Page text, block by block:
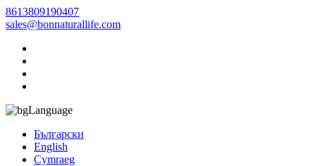
8613809190407
sales@bonnaturallife.com
Language
Български
English
Cymraeg